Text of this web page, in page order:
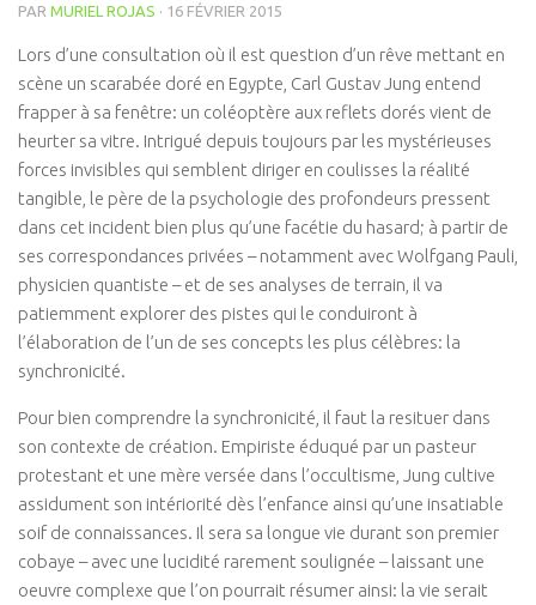
Imanou Risselard
Delphine Lhuillier
Cécile Bercegeay
Master Roger Itier
Céline Laly
Christine Gatineau
Isa Artao
Muriel Rojas
Marie Delaneau
Arnaud Mattlinger
Sandrine Toutard
Etienne Hayem
GTAO Community
GRETT
Thematiques
PAR MURIEL ROJAS · 16 FÉVRIER 2015
Lors d’une consultation où il est question d’un rêve mettant en
scène un scarabée doré en Egypte, Carl Gustav Jung entend
frapper à sa fenêtre: un coléoptère aux reflets dorés vient de
heurter sa vitre. Intrigué depuis toujours par les mystérieuses
forces invisibles qui semblent diriger en coulisses la réalité
tangible, le père de la psychologie des profondeurs pressent
dans cet incident bien plus qu’une facétie du hasard; à partir de
ses correspondances privées – notamment avec Wolfgang Pauli,
physicien quantiste – et de ses analyses de terrain, il va
patiemment explorer des pistes qui le conduiront à
l’élaboration de l’un de ses concepts les plus célèbres: la
synchronicité.
Pour bien comprendre la synchronicité, il faut la resituer dans
son contexte de création. Empiriste éduqué par un pasteur
protestant et une mère versée dans l’occultisme, Jung cultive
assidument son intériorité dès l’enfance ainsi qu’une insatiable
soif de connaissances. Il sera sa longue vie durant son premier
cobaye – avec une lucidité rarement soulignée – laissant une
oeuvre complexe que l’on pourrait résumer ainsi: la vie serait